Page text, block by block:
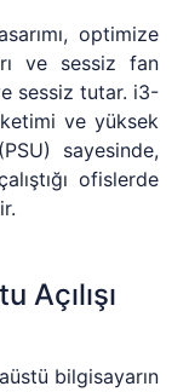
optimize
ve sessiz fan
sessiz tutar. i3-
ve yüksek
sayesinde,
ofislerde
Açılışı
bilgisayarın